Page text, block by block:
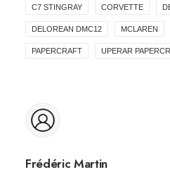
C7 STINGRAY CORVETTE
DELOREAN DMC12 MCLAREN
PAPERCRAFT UPERAR
Frédéric Martin